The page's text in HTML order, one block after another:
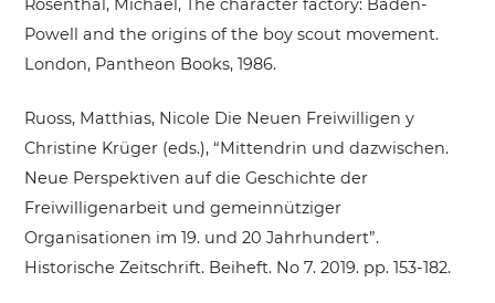
Rosenthal, Michael, The character factory: Baden-
Powell and the origins of the boy scout movement.
London, Pantheon Books, 1986.
Ruoss, Matthias, Nicole Die Neuen Freiwilligen y
Christine Krüger (eds.), “Mittendrin und dazwischen.
Neue Perspektiven auf die Geschichte der
Freiwilligenarbeit und gemeinnütziger
Organisationen im 19. und 20 Jahrhundert”.
Historische Zeitschrift. Beiheft. No 7. 2019. pp. 153-182.